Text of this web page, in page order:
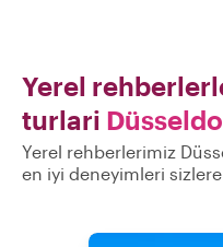
Yerel
turlari
Yerel rehberlerimiz
en iyi deneyimleri